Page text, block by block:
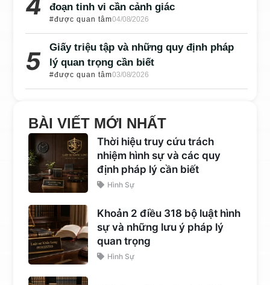
đoạn tinh vi cần cảnh giác
#được quan tâm04/08/2026
Giấy triệu tập và những quy định pháp
lý quan trọng cần biết
#được quan tâm03/08/2026
BÀI VIẾT MỚI NHẤT
Thời hiệu truy cứu trách
nhiệm hình sự và các quy
định pháp lý cần biết
Hình Sự
Khoản 2 điều 318 bộ luật hình
sự và những lưu ý pháp lý
quan trọng
Hình Sự